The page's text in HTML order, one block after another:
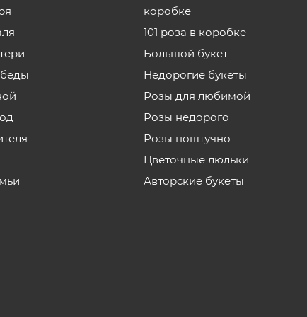
коробке
101 роза в коробке
Большой букет
Недорогие букеты
Розы для любимой
Розы недорого
Розы поштучно
Цветочные люльки
Авторские букеты